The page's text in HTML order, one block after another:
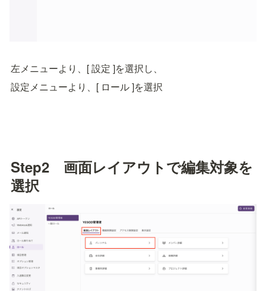
左メニューより、[ 設定 ]を選択し、
設定メニューより、[ ロール ]を選択
Step2　画面レイアウトで編集対象を
選択